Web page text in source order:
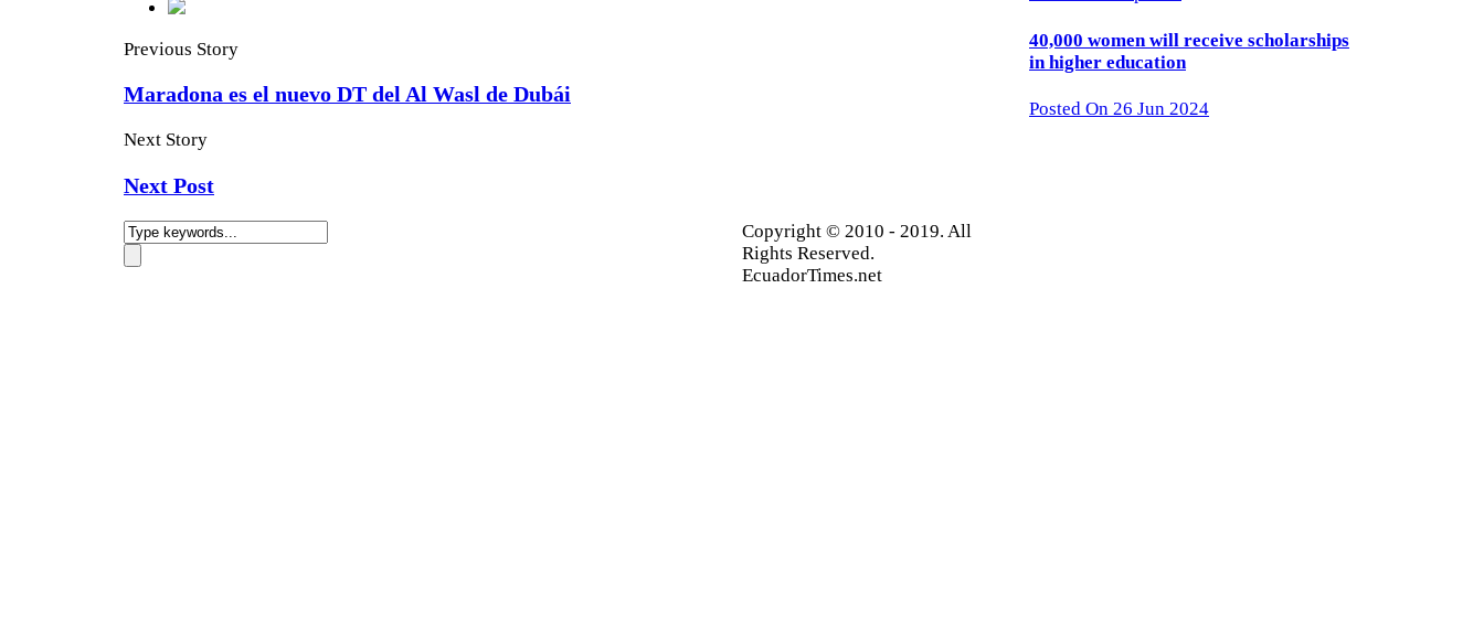
Previous Story
Maradona es el nuevo DT del Al Wasl de Dubái
Next Story
Next Post
40,000 women will receive scholarships
in higher education
Posted On 26 Jun 2024
Copyright © 2010 - 2019. All
Rights Reserved.
EcuadorTimes.net